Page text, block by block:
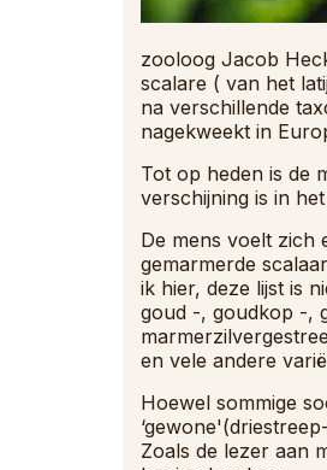
zooloog Jacob
scalare ( van het
na verschillende
nagekweekt in
Tot op heden is de
verschijning is in
De mens voelt zich
gemarmerde
ik hier, deze lijst is
goud -, goudkop -,
en vele andere
Hoewel sommige
Zoals de lezer aan